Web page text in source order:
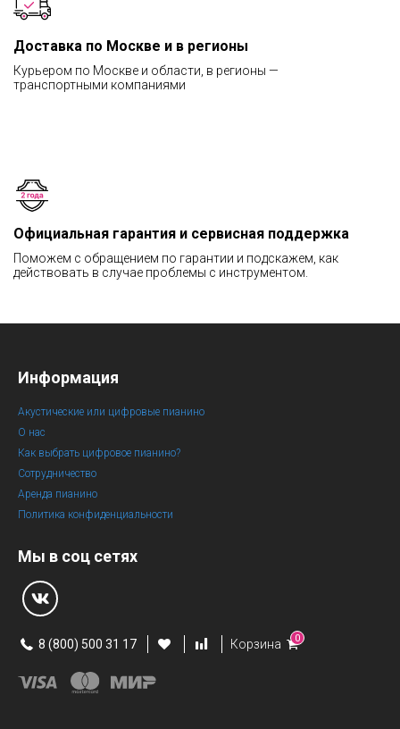
Доставка по Москве и в регионы
Курьером по Москве и области, в регионы —
транспортными компаниями
Официальная гарантия и сервисная поддержка
Поможем с обращением по гарантии и подскажем, как
действовать в случае проблемы с инструментом.
Информация
Акустические или цифровые пианино
О нас
Как выбрать цифровое пианино?
Сотрудничество
Аренда пианино
Политика конфиденциальности
Мы в соц сетях
8 (800) 500 31 17 Корзина 0